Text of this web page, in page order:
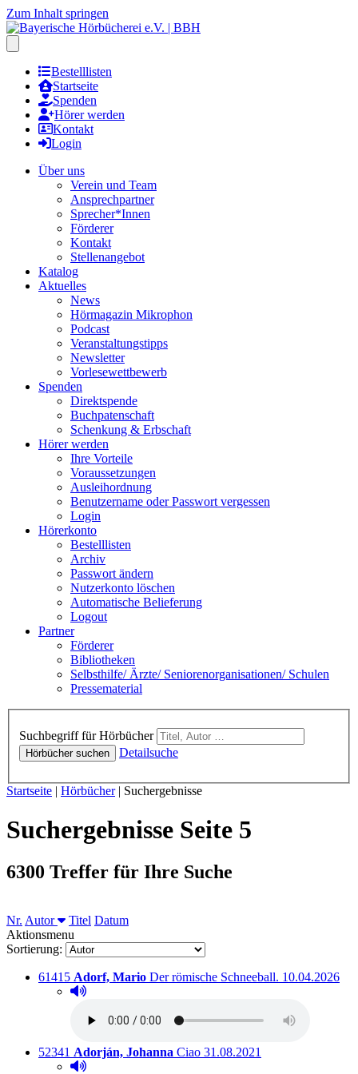
Zum Inhalt springen
Bestelllisten
Startseite
Spenden
Hörer werden
Kontakt
Login
Über uns
Verein und Team
Ansprechpartner
Sprecher*Innen
Förderer
Kontakt
Stellenangebot
Katalog
Aktuelles
News
Hörmagazin Mikrophon
Podcast
Veranstaltungstipps
Newsletter
Vorlesewettbewerb
Spenden
Direktspende
Buchpatenschaft
Schenkung & Erbschaft
Hörer werden
Ihre Vorteile
Voraussetzungen
Ausleihordnung
Benutzername oder Passwort vergessen
Login
Hörerkonto
Bestelllisten
Archiv
Passwort ändern
Nutzerkonto löschen
Automatische Belieferung
Logout
Partner
Förderer
Bibliotheken
Selbsthilfe/ Ärzte/ Seniorenorganisationen/ Schulen
Pressematerial
Suchbegriff für Hörbücher
Hörbücher suchen Detailsuche
Sie sind hier:
Startseite | Hörbücher| Suchergebnisse
Suchergebnisse Seite 5
6300 Treffer für Ihre Suche
Nr. Autor Sortieren nach
Titel Datum
Aktionsmenu
Sortierung:
Titelnummer:
61415 von
Adorf, Mario: Der römische Schneeball. Ausleihbar
10.04.2026
Hörprobe abspielen
Hörprobe von Der römische Schneeball.
Titelnummer:
52341 von
Adorján, Johanna Ciao Ausleihbar seit dem
31.08.2021
Hörprobe abspielen
Hörprobe von Ciao